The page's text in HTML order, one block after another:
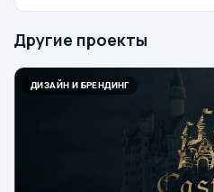
Другие проекты
ДИЗАЙН И БРЕНДИНГ